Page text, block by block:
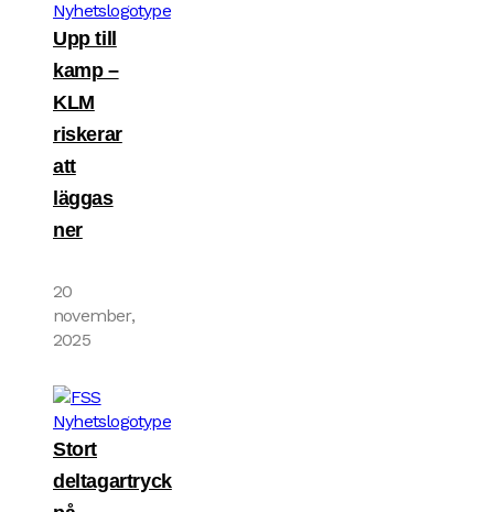
Upp till
kamp –
KLM
riskerar
att
läggas
ner
20
november,
2025
Stort
deltagartryck